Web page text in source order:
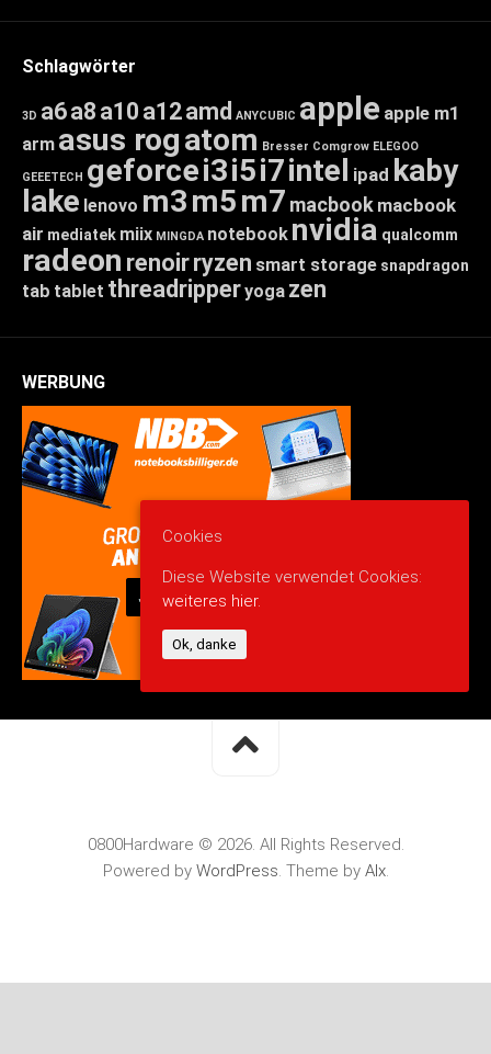
Schlagwörter
3D a6a8 a10 a12amd ANYCUBIC apple apple m1
arm asus rogatom Bresser Comgrow ELEGOO
GEEETECH geforcei3i5i7intel ipad kaby
lake lenovo m3m5m7 macbook macbook
air mediatek miix MINGDA notebook nvidia qualcomm
radeon renoirryzen smart storage snapdragon
tab tablet threadripperyoga zen
WERBUNG
0800Hardware © 2026. All Rights Reserved.
Powered by WordPress. Theme by Alx.
Cookies
Diese Website verwendet Cookies:
weiteres hier.
Ok, danke